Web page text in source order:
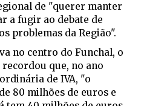
de "querer manter
a fugir ao debate de
problemas da Região".
no centro do Funchal, o
que, no ano
de IVA, "o
80 milhões de euros e